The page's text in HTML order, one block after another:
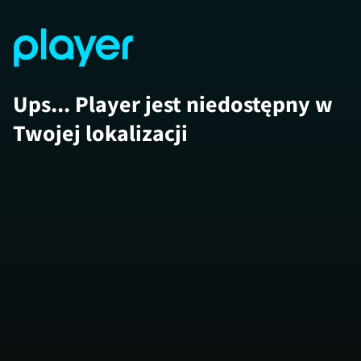
Ups... Player jest niedostępny w
Twojej lokalizacji